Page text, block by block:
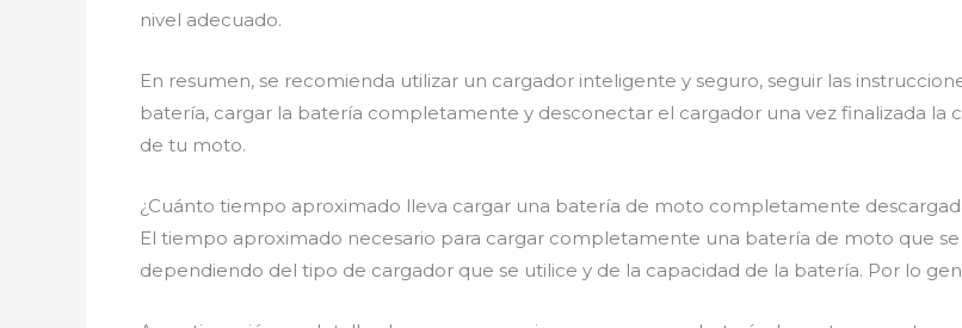
nivel adecuado.
En resumen, se recomienda utilizar un cargador inteligente y seguro, seguir las
batería, cargar la batería completamente y desconectar el cargador una vez finalizada la
de tu moto.
¿Cuánto tiempo aproximado lleva cargar una batería de moto completamente
El tiempo aproximado necesario para cargar completamente una batería de moto que
dependiendo del tipo de cargador que se utilice y de la capacidad de la batería. Por lo